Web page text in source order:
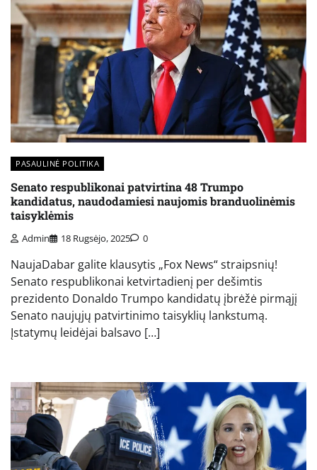
PASAULINĖ POLITIKA
Senato respublikonai patvirtina 48 Trumpo
kandidatus, naudodamiesi naujomis branduolinėmis
taisyklėmis
Admin 18 Rugsėjo, 2025 0
NaujaDabar galite klausytis „Fox News“ straipsnių!
Senato respublikonai ketvirtadienį per dešimtis
prezidento Donaldo Trumpo kandidatų įbrėžė pirmąjį
Senato naujųjų patvirtinimo taisyklių lankstumą.
Įstatymų leidėjai balsavo […]